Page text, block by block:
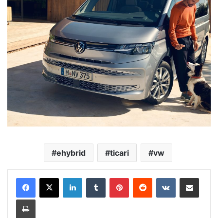
ehybrid ticari vw
LinkedInTumblr PinterestReddit VKontakteE-Posta ile paylaş
Yazdır